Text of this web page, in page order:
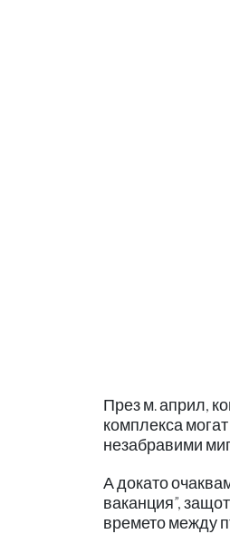
През м. април,
комплекса
незабравими
А докато
ваканция”,
времето между